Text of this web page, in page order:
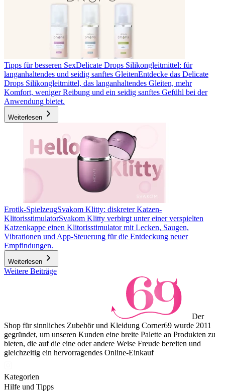
Tipps für besseren SexDelicate Drops Silikongleitmittel: für
langanhaltendes und seidig sanftes GleitenEntdecke das Delicate
Drops Silikongleitmittel, das langanhaltendes Gleiten, mehr
Komfort, weniger Reibung und ein seidig sanftes Gefühl bei der
Anwendung bietet.
Weiterlesen
Erotik-SpielzeugSvakom Klitty: diskreter Katzen-
KlitorisstimulatorSvakom Klitty verbirgt unter einer verspielten
Katzenkappe einen Klitorisstimulator mit Lecken, Saugen,
Vibrationen und App-Steuerung für die Entdeckung neuer
Empfindungen.
Weiterlesen
Weitere Beiträge
Der
Shop für sinnliches Zubehör und Kleidung Corner69 wurde 2011
gegründet, um unseren Kunden eine breite Palette an Produkten zu
bieten, die auf die eine oder andere Weise Freude bereiten und
gleichzeitig ein hervorragendes Online-Einkauf
Kategorien
Hilfe und Tipps